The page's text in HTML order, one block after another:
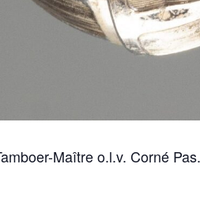
Maître o.l.v. Corné